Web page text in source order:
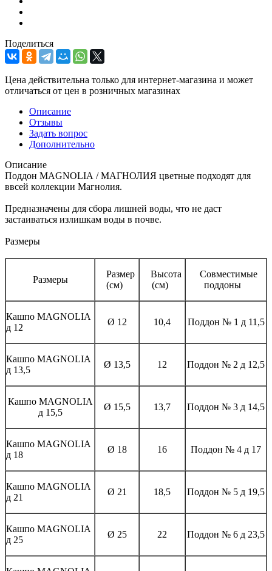
Поделиться
Цена действительна только для интернет-магазина и может
отличаться от цен в розничных магазинах
Описание
Отзывы
Задать вопрос
Дополнительно
Описание
Поддон MAGNOLIА / МАГНОЛИЯ цветные подходят для
ввсей коллекции Магнолия.
Предназначены для сбора лишней воды, что не даст
застаиваться излишкам воды в почве.
Размеры
Размеры
Размер
(см)
Высота
(см)
Совместимые
поддоны
Кашпо MAGNOLIА
д 12
Ø 12 10,4 Поддон № 1 д 11,5
Кашпо MAGNOLIА
д 13,5
Ø 13,5 12 Поддон № 2 д 12,5
Кашпо MAGNOLIА
д 15,5
Ø 15,5 13,7 Поддон № 3 д 14,5
Кашпо MAGNOLIА
д 18
Ø 18 16 Поддон № 4 д 17
Кашпо MAGNOLIА
д 21
Ø 21 18,5 Поддон № 5 д 19,5
Кашпо MAGNOLIА
д 25
Ø 25 22 Поддон № 6 д 23,5